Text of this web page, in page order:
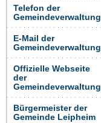
Telefon der
Gemeindeverwaltung
E-Mail der
Gemeindeverwaltung
Offizielle Webseite
der
Gemeindeverwaltung
Bürgermeister der
Gemeinde Leipheim